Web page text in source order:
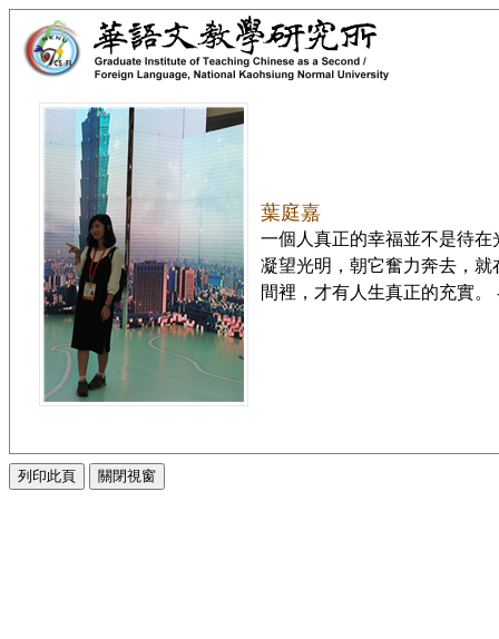
葉庭嘉
一個人真正的幸福並不是待在
凝望光明，朝它奮力奔去，就
間裡，才有人生真正的充實。